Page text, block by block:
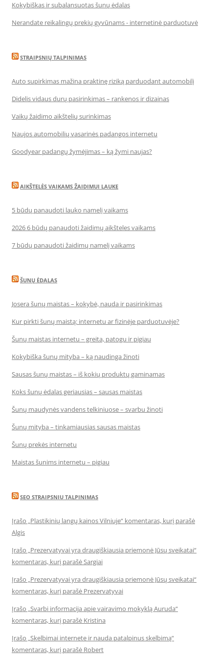
Kokybiškas ir subalansuotas šunų ėdalas
Nerandate reikalingų prekių gyvūnams - internetinė parduotuvė
STRAIPSNIŲ TALPINIMAS
Auto supirkimas mažina praktinę riziką parduodant automobilį
Didelis vidaus durų pasirinkimas – rankenos ir dizainas
Vaikų žaidimo aikštelių surinkimas
Naujos automobilių vasarinės padangos internetu
Goodyear padangų žymėjimas – ką žymi naujas?
AIKŠTELĖS VAIKAMS ŽAIDIMUI LAUKE
5 būdų panaudoti lauko namelį vaikams
2026 6 būdų panaudoti žaidimų aikšteles vaikams
7 būdų panaudoti žaidimų namelį vaikams
ŠUNŲ ĖDALAS
Josera šunų maistas – kokybė, nauda ir pasirinkimas
Kur pirkti šunų maistą: internetu ar fizinėje parduotuvėje?
Šunų maistas internetu – greita, patogu ir pigiau
Kokybiška šunų mityba – ką naudinga žinoti
Sausas šunų maistas – iš kokių produktų gaminamas
Koks šunų ėdalas geriausias – sausas maistas
Šunų maudynės vandens telkiniuose – svarbu žinoti
Šunų mityba – tinkamiausias sausas maistas
Šunų prekės internetu
Maistas šunims internetu – pigiau
SEO STRAIPSNIU TALPINIMAS
Įrašo „Plastikinių langų kainos Vilniuje“ komentaras, kurį parašė
Algis
Įrašo „Prezervatyvai yra draugiškiausia priemonė Jūsų sveikatai“
komentaras, kurį parašė Sargiai
Įrašo „Prezervatyvai yra draugiškiausia priemonė Jūsų sveikatai“
komentaras, kurį parašė Prezervatyvai
Įrašo „Svarbi informacija apie vairavimo mokyklą Auruda“
komentaras, kurį parašė Kristina
Įrašo „Skelbimai internete ir nauda patalpinus skelbimą“
komentaras, kurį parašė Robert